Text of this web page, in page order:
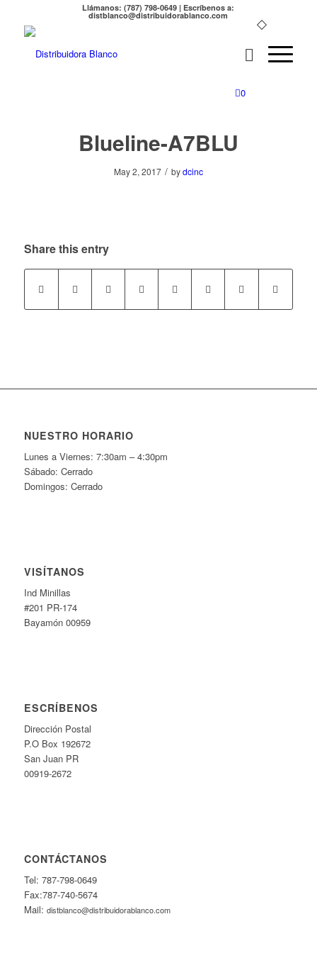
Llámanos: (787) 798-0649 | Escríbenos a:
distblanco@distribuidorablanco.com
0
Blueline-A7BLU
May 2, 2017 / bydcinc
Share this entry
NUESTRO HORARIO
Lunes a Viernes: 7:30am – 4:30pm
Sábado: Cerrado
Domingos: Cerrado
VISÍTANOS
Ind Minillas
#201 PR-174
Bayamón 00959
ESCRÍBENOS
Dirección Postal
P.O Box 192672
San Juan PR
00919-2672
CONTÁCTANOS
Tel: 787-798-0649
Fax:787-740-5674
Mail: distblanco@distribuidorablanco.com